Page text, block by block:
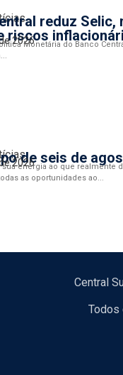
reduz Selic,
riscos
2026Monetária do Banco
de seis de
2026
sua energia ao que realmente
as oportunidades ao...
Central
Todos